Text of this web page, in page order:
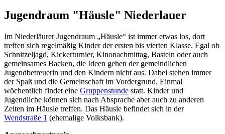
Jugendraum "Häusle" Niederlauer
Im Niederläurer Jugendraum „Häusle“ ist immer etwas los, dort
treffen sich regelmäßig Kinder der ersten bis vierten Klasse. Egal ob
Schnitzeljagd, Kickerturnier, Kinonachmittag, Basteln oder auch
gemeinsames Backen, die Ideen gehen der gemeindlichen
Jugendbetreuerin und den Kindern nicht aus. Dabei stehen immer
der Spaß und die Gemeinschaft im Vordergrund. Einmal
wöchentlich findet eine Gruppenstunde statt. Kinder und
Jugendliche können sich nach Absprache aber auch zu anderen
Zeiten im Häusle treffen. Das Häusle befindet sich in der
Wendstraße 1 (ehemalige Volksbank).